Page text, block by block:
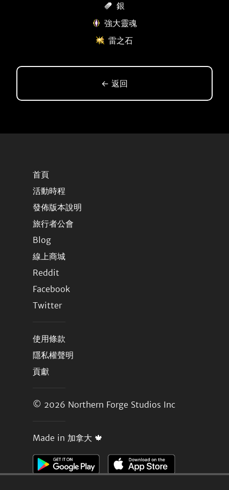
銀
強大靈魂
雷之石
← 返回
首頁
活動時程
發佈版本說明
旅行者公會
Blog
線上商城
Reddit
Facebook
Twitter
使用條款
隱私權聲明
貢獻
© 2026 Northern Forge Studios Inc
Made in 加拿大 🍁